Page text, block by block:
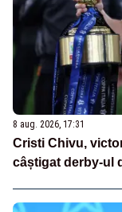
8 aug. 2026, 17:31
Cristi Chivu,
câștigat derby-ul